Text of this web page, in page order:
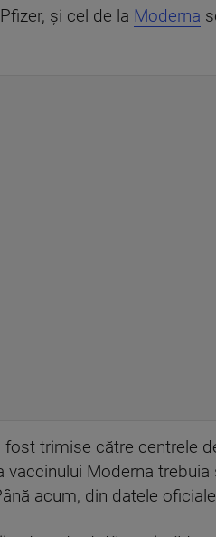
şi cel de la Moderna
fost trimise către centrele
vaccinului Moderna
acum, din datele